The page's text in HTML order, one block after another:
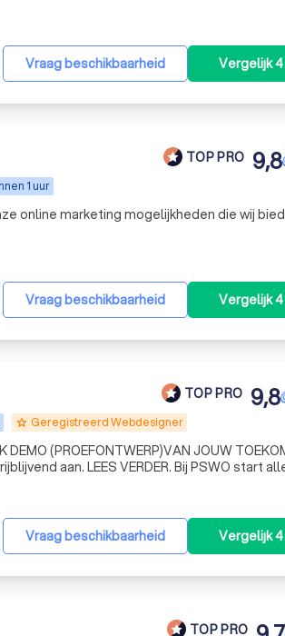
Vraag beschikbaarheid Vergelijk
TOP PRO
1 uur
9,8
online marketing mogelijkheden die wij
Vraag beschikbaarheid Vergelijk
TOP PRO
grade Geregistreerd Webdesigner
9,8
DEMO (PROEFONTWERP)VAN JOUW
aan. LEES VERDER. Bij PSWO start
willen laten maken krijgen bij ons
Vraag beschikbaarheid
Vergelijk
TOP PRO